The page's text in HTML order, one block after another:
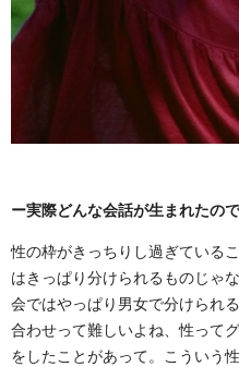
ー実際どんな会話が生まれたの
性の枠がきっちりし過ぎている
はきっぱり分けられるものじゃ
会ではやっぱり男女で分けられ
合わせって難しいよね、性って
をしたことがあって。こういう